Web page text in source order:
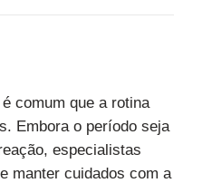
comum que a rotina
Embora o período seja
especialistas
manter cuidados com a